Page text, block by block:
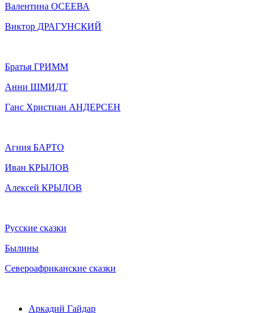
Валентина ОСЕЕВА
Виктор ДРАГУНСКИЙ
Братья ГРИММ
Анни ШМИДТ
Ганс Христиан АНДЕРСЕН
Агния БАРТО
Иван КРЫЛОВ
Алексей КРЫЛОВ
Русские сказки
Былины
Североафриканские сказки
Аркадий Гайдар